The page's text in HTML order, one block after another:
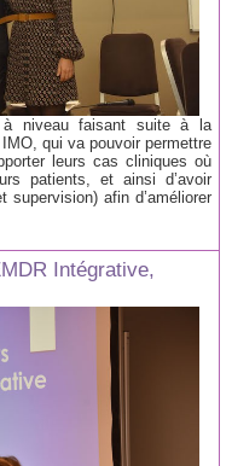
niveau faisant suite à la
qui va pouvoir permettre
leurs cas cliniques où
patients, et ainsi d’avoir
supervision) afin d’améliorer
Intégrative,